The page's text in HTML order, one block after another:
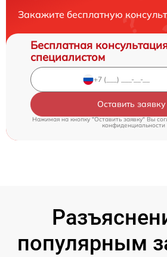
Закажите бесплатную
Бесплатная
специалистом
Оставить заявку
Нажимая на кнопку "Оставить заявку" Вы
конфиденциальности
популярным